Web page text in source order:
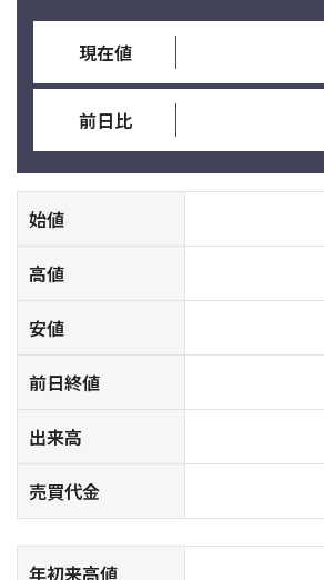
現在値
前日比
始値
高値
安値
前日終値
出来高
売買代金
年初来高値